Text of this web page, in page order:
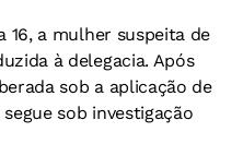
16, a mulher suspeita de
à delegacia. Após
sob a aplicação de
sob investigação